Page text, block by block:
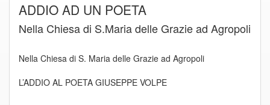
ADDIO AD UN POETA
Nella Chiesa di S.Maria delle Grazie ad Agropoli
Nella Chiesa di S. Maria delle Grazie ad Agropoli
L’ADDIO AL POETA GIUSEPPE VOLPE